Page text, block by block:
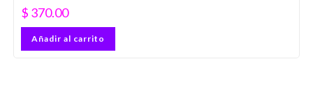
$ 370.00
Añadir al carrito